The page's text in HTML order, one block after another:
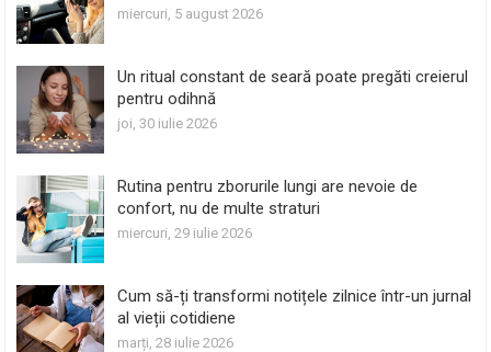
miercuri, 5 august 2026
Un ritual constant de seară poate pregăti creierul
pentru odihnă
joi, 30 iulie 2026
Rutina pentru zborurile lungi are nevoie de
confort, nu de multe straturi
miercuri, 29 iulie 2026
Cum să-ți transformi notițele zilnice într-un jurnal
al vieții cotidiene
marți, 28 iulie 2026